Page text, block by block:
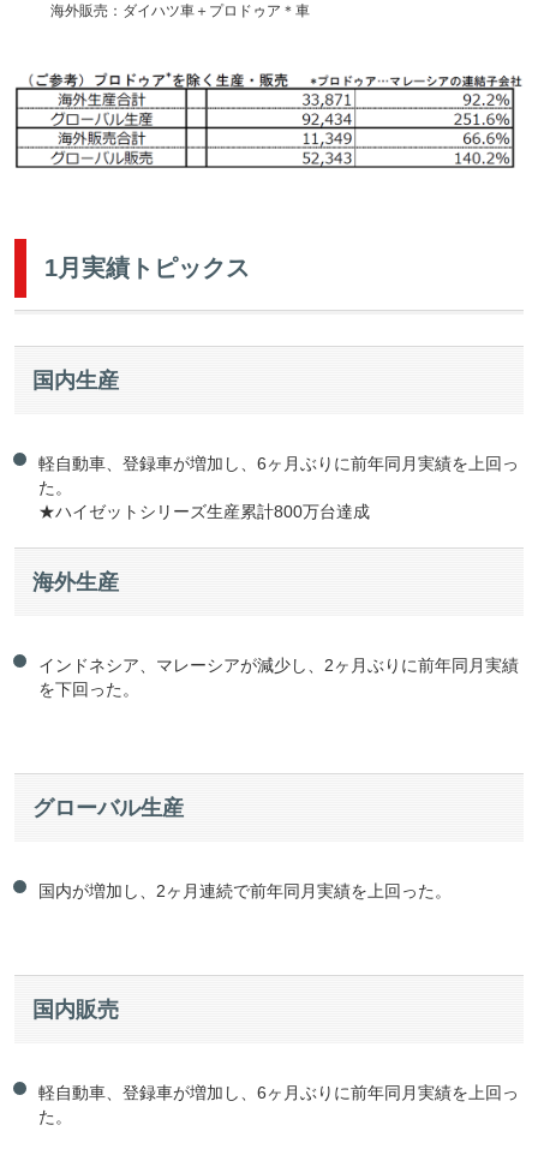
海外販売：ダイハツ車＋プロドゥア＊車
1月実績トピックス
国内生産
軽自動車、登録車が増加し、6ヶ月ぶりに前年同月実績を上回っ
た。
★ハイゼットシリーズ生産累計800万台達成
海外生産
インドネシア、マレーシアが減少し、2ヶ月ぶりに前年同月実績
を下回った。
グローバル生産
国内が増加し、2ヶ月連続で前年同月実績を上回った。
国内販売
軽自動車、登録車が増加し、6ヶ月ぶりに前年同月実績を上回っ
た。